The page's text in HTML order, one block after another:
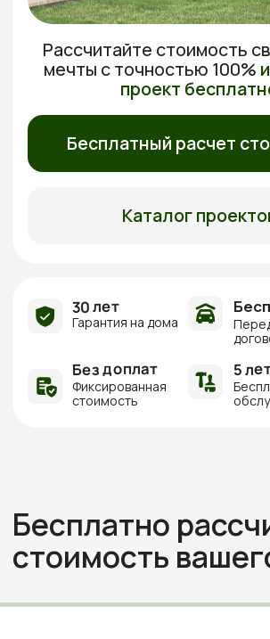
30 лет
стоимость
5 лет
обслуживание
Бесплатный выезд
Перед подписанием
договора
Бесплатно рассчитаем
стоимость вашего дома